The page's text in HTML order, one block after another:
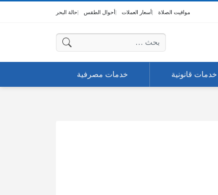
مواقيت الصلاة أسعار العملات أحوال الطقس حالة البحر
البحث عن:
خدمات قانونية خدمات مصرفية